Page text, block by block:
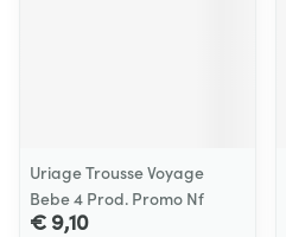
Uriage Trousse Voyage
Bebe 4 Prod. Promo Nf
€ 9,10